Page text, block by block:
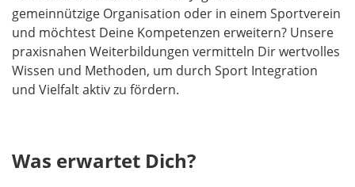
gemeinnützige Organisation oder in einem Sportverein
und möchtest Deine Kompetenzen erweitern? Unsere
praxisnahen Weiterbildungen vermitteln Dir wertvolles
Wissen und Methoden, um durch Sport Integration
und Vielfalt aktiv zu fördern.
Was erwartet Dich?